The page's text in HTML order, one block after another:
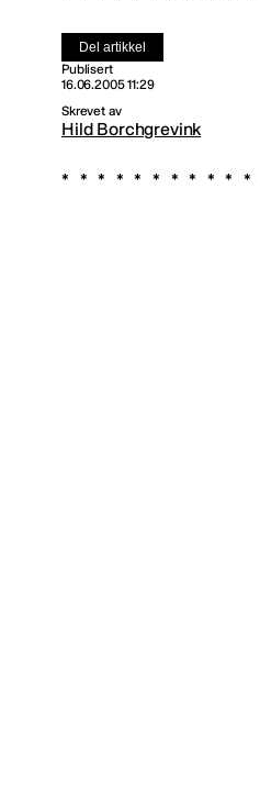
Del artikkel
Publisert
16.06.2005 11:29
Skrevet av
Hild Borchgrevink